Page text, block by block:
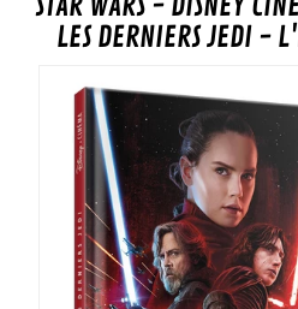
LES DERNIERS JEDI -